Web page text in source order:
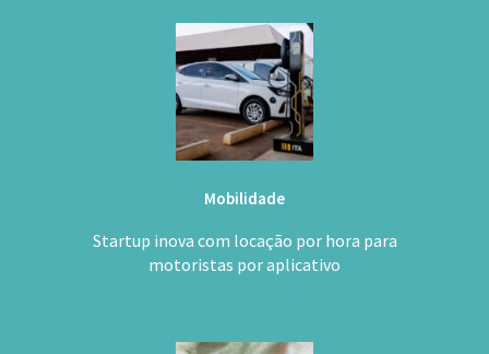
Mobilidade
Startup inova com locação por hora para
motoristas por aplicativo